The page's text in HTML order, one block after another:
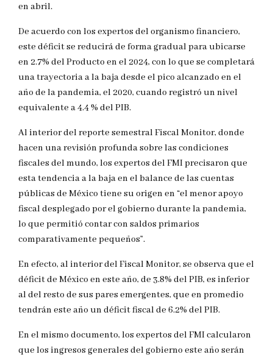
en abril.
De acuerdo con los expertos del organismo financiero,
este déficit se reducirá de forma gradual para ubicarse
en 2.7% del Producto en el 2024, con lo que se completará
una trayectoria a la baja desde el pico alcanzado en el
año de la pandemia, el 2020, cuando registró un nivel
equivalente a 4.4 % del PIB.
Al interior del reporte semestral Fiscal Monitor, donde
hacen una revisión profunda sobre las condiciones
fiscales del mundo, los expertos del FMI precisaron que
esta tendencia a la baja en el balance de las cuentas
públicas de México tiene su origen en “el menor apoyo
fiscal desplegado por el gobierno durante la pandemia,
lo que permitió contar con saldos primarios
comparativamente pequeños”.
En efecto, al interior del Fiscal Monitor, se observa que el
déficit de México en este año, de 3.8% del PIB, es inferior
al del resto de sus pares emergentes, que en promedio
tendrán este año un déficit fiscal de 6.2% del PIB.
En el mismo documento, los expertos del FMI calcularon
que los ingresos generales del gobierno este año serán